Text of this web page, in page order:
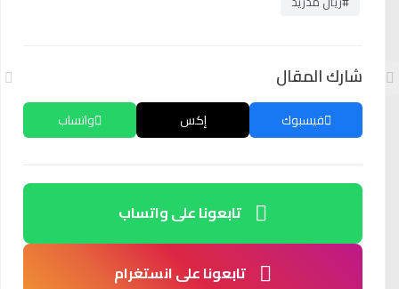
شارك المقال
فيسبوك إكس واتساب
تابعونا على واتساب
تابعونا على انستغرام